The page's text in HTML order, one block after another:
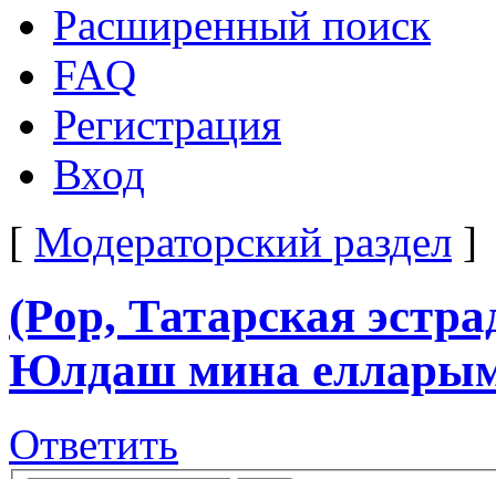
Расширенный поиск
FAQ
Регистрация
Вход
[ Модераторский раздел ]
(Pop, Татарская
Юлдаш мина
Ответить